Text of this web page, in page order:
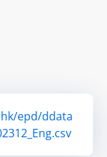
epd/ddata